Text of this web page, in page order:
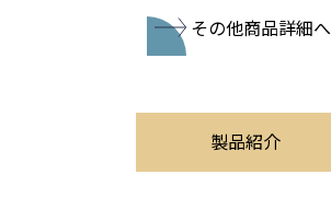
その他商品詳細へ
製品紹介